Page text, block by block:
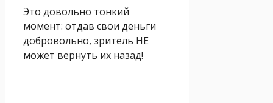
Это довольно тонкий
момент: отдав свои деньги
добровольно, зритель НЕ
может вернуть их назад!